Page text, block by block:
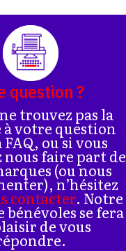
question ?
trouvez pas la
à votre question
FAQ, ou si vous
nous faire part de
(ou nous
n’hésitez
contacter. Notre
bénévoles se fera
de vous